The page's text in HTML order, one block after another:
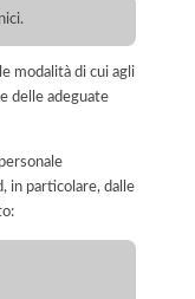
modalità di cui agli
delle adeguate
in particolare, dalle